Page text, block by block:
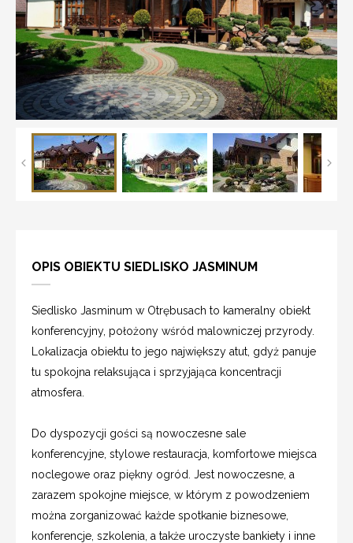
OPIS OBIEKTU SIEDLISKO JASMINUM
Siedlisko Jasminum w Otrębusach to kameralny obiekt
konferencyjny, położony wśród malowniczej przyrody.
Lokalizacja obiektu to jego największy atut, gdyż panuje
tu spokojna relaksująca i sprzyjająca koncentracji
atmosfera.
Do dyspozycji gości są nowoczesne sale
konferencyjne, stylowe restauracja, komfortowe miejsca
noclegowe oraz piękny ogród. Jest nowoczesne, a
zarazem spokojne miejsce, w którym z powodzeniem
można zorganizować każde spotkanie biznesowe,
konferencje, szkolenia, a także uroczyste bankiety i inne